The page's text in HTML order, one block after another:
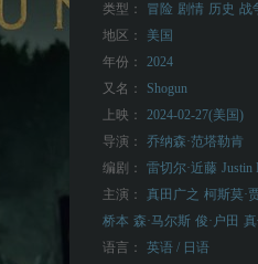
类型： 冒险 剧情 历史 战
地区：
美国
年份：
2024
又名：
Shogun
上映：
2024-02-27(美国)
导演：
乔纳森·范塔勒肯
编剧：
雷切尔·近藤 Justin
主演：
真田广之 柯斯莫·
桥本 森·马尔斯 俊·户田
语言：
英语 / 日语